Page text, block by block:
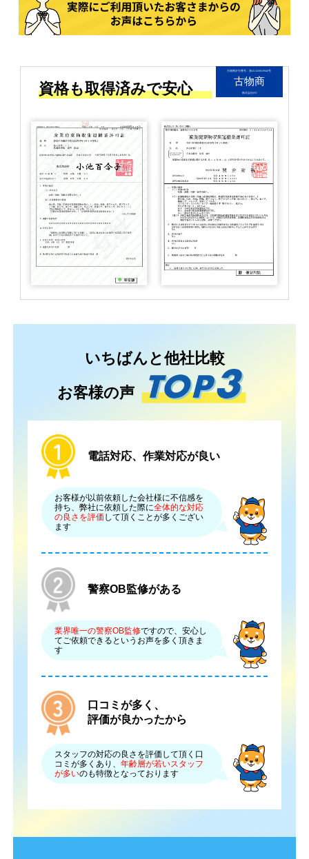
古物商許可番号：第451450019940号
古物商
株式会社FIT
資格も取得済みで安心
いちばんと他社比較
お客様の声
電話対応、作業対応が良い
お客様が以前依頼した会社様に不信感を
持ち、弊社に依頼した際に全体的な対応
の良さを評価 して頂くことが多くござい
ます
警察OB監修がある
業界唯一の警察OB監修ですので、安心し
てご依頼できるというお声を多く頂きま
す
口コミが多く、
評価が良かったから
スタッフの対応の良さを評価して頂く口
コミが多くあり、 年齢層が若いスタッフ
が多いのも特徴となっております